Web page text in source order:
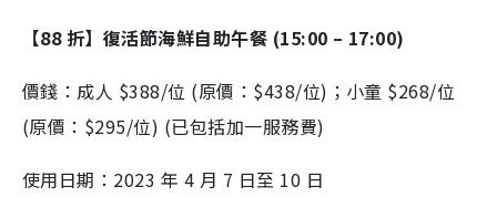
【88 折】復活節海鮮自助午餐 (15:00 – 17:00)
價錢：成人 $388/位 (原價：$438/位)；小童 $268/位
(原價：$295/位) (已包括加一服務費)
使用日期：2023 年 4 月 7 日至 10 日